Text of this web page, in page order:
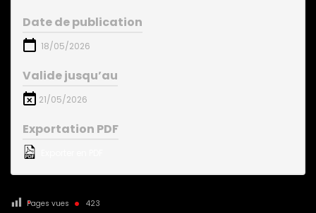
Date de publication
18/05/2026
Valide jusqu’au
21/05/2026
Exportation PDF
Pages vues 423